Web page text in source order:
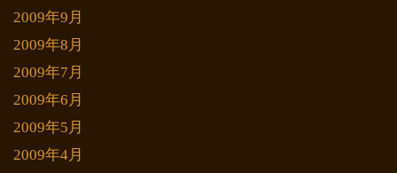
2009年9月
2009年8月
2009年7月
2009年6月
2009年5月
2009年4月